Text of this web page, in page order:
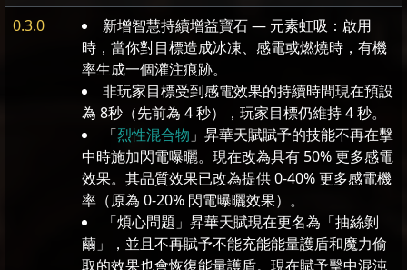
0.3.0
新增智慧持續增益寶石 — 元素虹吸：啟用
時，當你對目標造成冰凍、感電或燃燒時，有機
率生成一個灌注痕跡。
非玩家目標受到感電效果的持續時間現在預設
為 8秒（先前為 4 秒），玩家目標仍維持 4 秒。
「烈性混合物 」昇華天賦賦予的技能不再在擊
中時施加閃電曝曬。現在改為具有 50% 更多感電
效果。其品質效果已改為提供 0-40% 更多感電機
率（原為 0-20% 閃電曝曬效果）。
「煩心問題」昇華天賦現在更名為「抽絲剝
繭」，並且不再賦予不能充能能量護盾和魔力偷
取的效果也會恢復能量護盾。現在賦予擊中混沌